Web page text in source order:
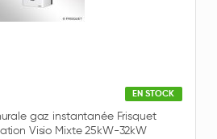
EN STOCK
gaz instantanée Frisquet
Visio Mixte 25kW-32kW